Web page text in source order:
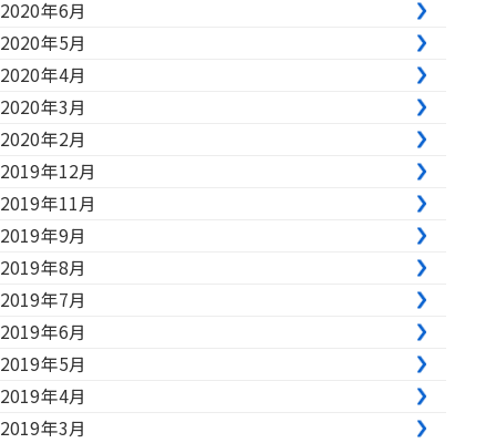
2020年6月
2020年5月
2020年4月
2020年3月
2020年2月
2019年12月
2019年11月
2019年9月
2019年8月
2019年7月
2019年6月
2019年5月
2019年4月
2019年3月